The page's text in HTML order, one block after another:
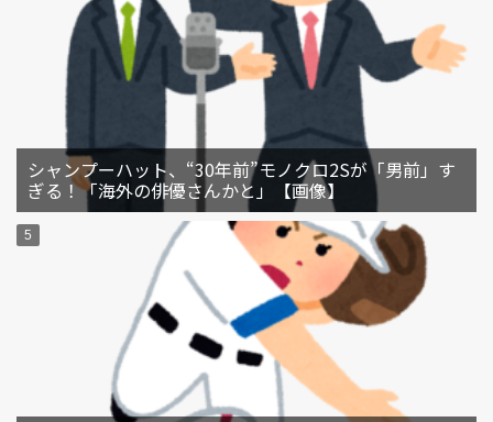
シャンプーハット、“30年前”モノクロ2Sが「男前」す
ぎる！「海外の俳優さんかと」【画像】